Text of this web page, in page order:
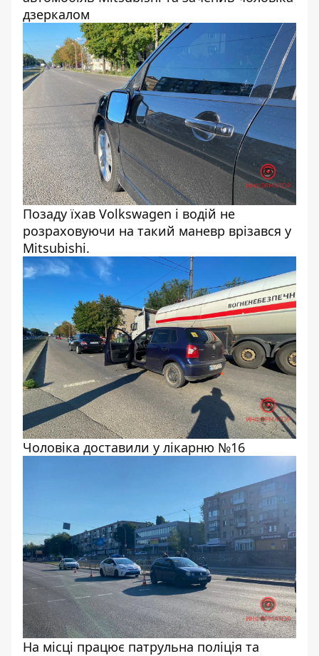
дзеркалом
Позаду їхав Volkswagen і водій не
розраховуючи на такий маневр врізався у
Mitsubishi.
Чоловіка доставили у лікарню №16
На місці працює патрульна поліція та